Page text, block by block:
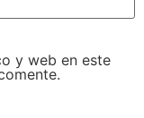
y web en este